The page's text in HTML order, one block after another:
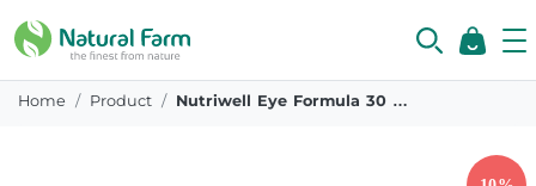
Home Product Nutriwell Eye Formula 30 Softgels